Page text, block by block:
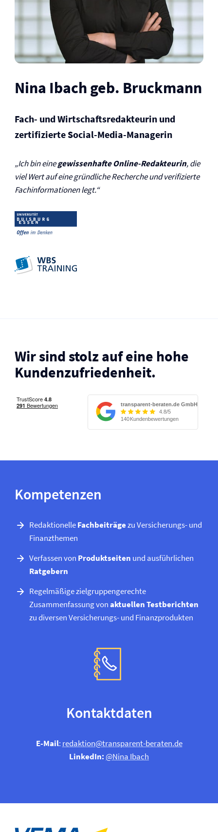
Nina Ibach geb. Bruckmann
Fach- und Wirtschaftsredakteurin und
zertifizierte Social-Media-Managerin
„Ich bin einegewissenhafte Online-Redakteurin, die
viel Wert auf eine gründliche Recherche und verifizierte
Fachinformationen legt.“
Wir sind stolz auf eine hohe
Kunden­zufriedenheit.
Kompetenzen
RedaktionelleFachbeiträgezu Versicherungs- und
Finanzthemen
Verfassen von Produktseiten und ausführlichen
Ratgebern
Regelmäßige zielgruppengerechte
Zusammenfassung vonaktuellen Testberichten
zu diversen Versicherungs- und Finanzprodukten
Kontaktdaten
E‑Mail: redaktion@transparent-beraten.de
LinkedIn: @Nina Ibach